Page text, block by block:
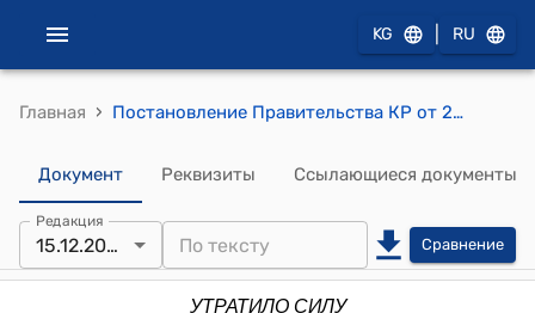
KG RU
Главная › Постановление Правительства КР от 26 июня 2014 года № 352 "О Координационном совете по общественному здравоохранению при Правительстве Кыргызской Республики"
Документ Реквизиты Ссылающиеся документы
Редакция
15.12.2022 Сравнение